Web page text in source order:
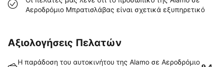
Αεροδρόμιο Μπρατισλάβας είναι σχετικά εξυπηρετικό
Αξιολογήσεις Πελατών
Η παράδοση του αυτοκινήτου της Alamo σε Αεροδρόμιο